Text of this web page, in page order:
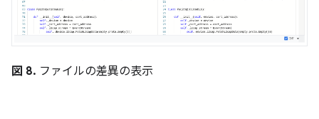
図 8. ファイルの差異の表示